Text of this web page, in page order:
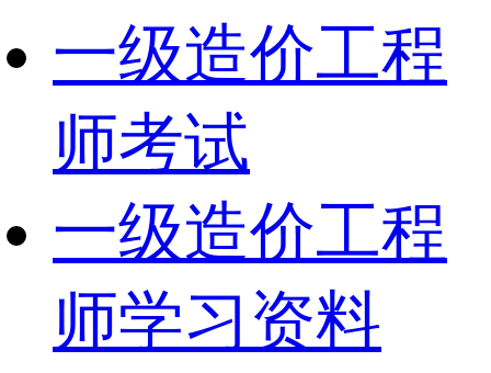
一级造价工程
师考试
一级造价工程
师学习资料